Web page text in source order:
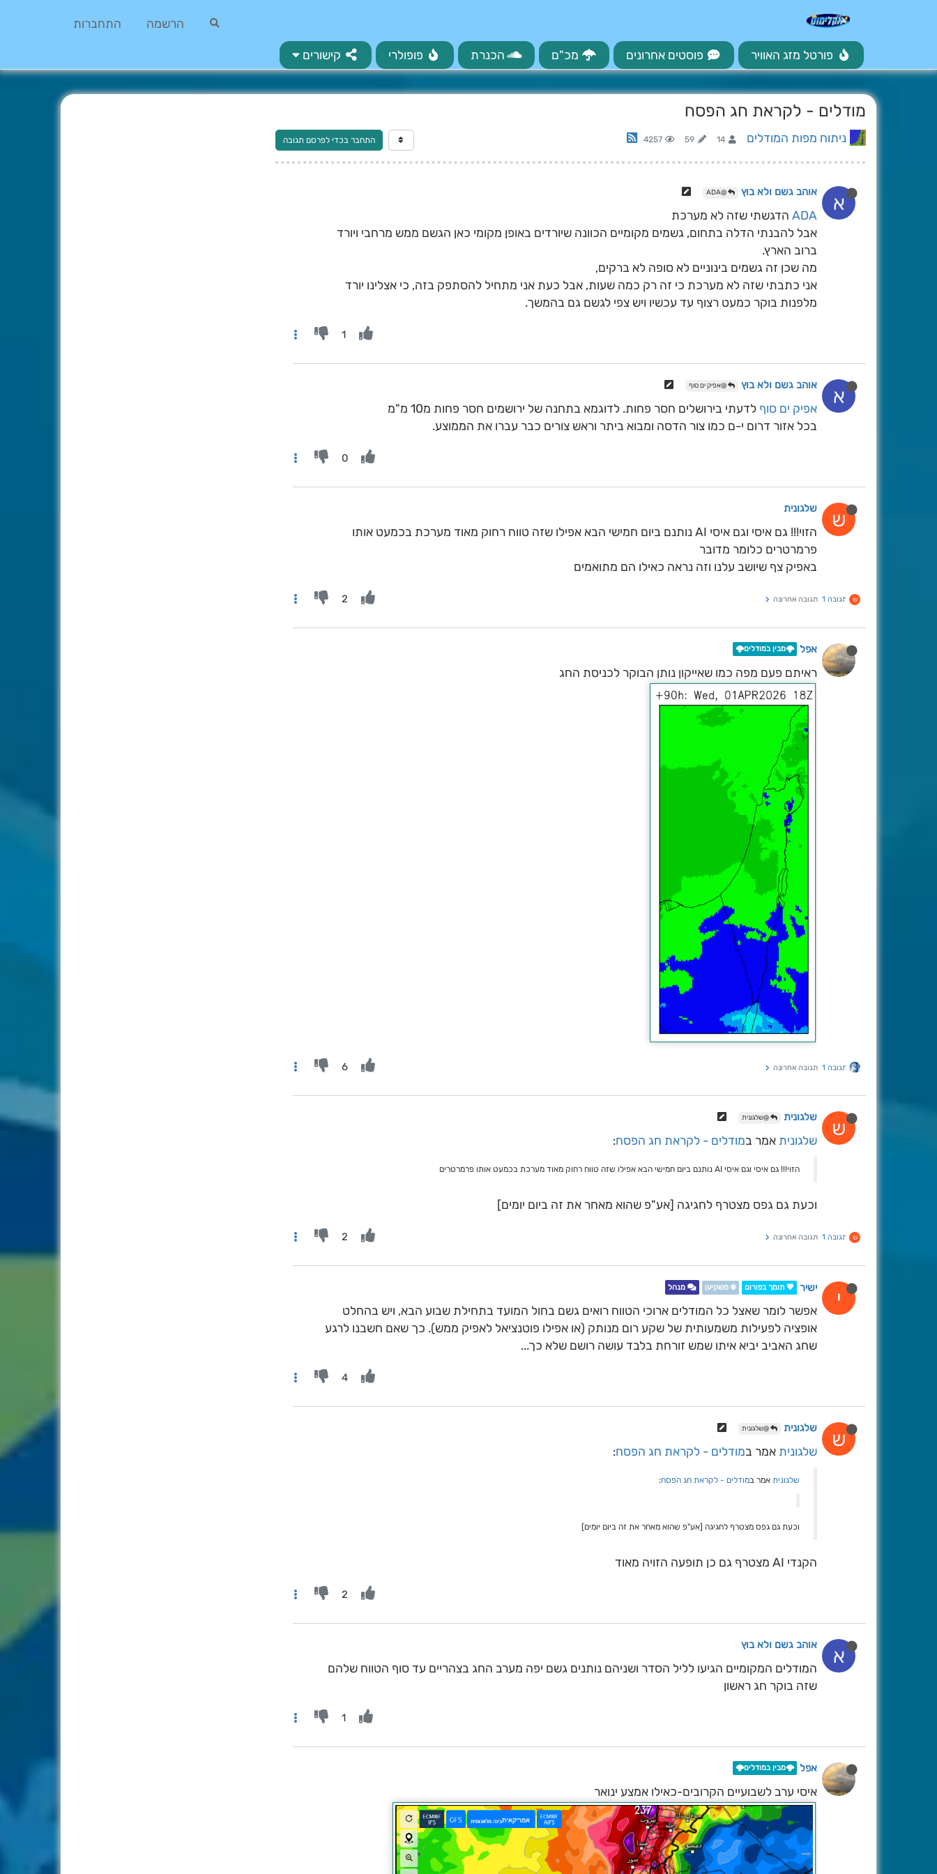
הרשמה התחברות
פורטל מזג האוויר פוסטים אחרונים מכ"ם הכנרת פופולרי קישורים
מודלים - לקראת חג הפסח
ניתוח מפות המודלים 14
59
4257 התחבר בכדי לפרסם תגובה
א אוהב גשם ולא בוץ @ADA
ADA הדגשתי שזה לא מערכת
אבל להבנתי הדלה בתחום, גשמים מקומיים הכוונה שיורדים באופן מקומי כאן הגשם ממש מרחבי ויורד
ברוב הארץ.
מה שכן זה גשמים בינוניים לא סופה לא ברקים,
אני כתבתי שזה לא מערכת כי זה רק כמה שעות, אבל כעת אני מתחיל להסתפק בזה, כי אצלינו יורד
מלפנות בוקר כמעט רצוף עד עכשיו ויש צפי לגשם גם בהמשך.
1
א אוהב גשם ולא בוץ @אפיק ים סוף
אפיק ים סוף לדעתי בירושלים חסר פחות. לדוגמא בתחנה של ירושמים חסר פחות מ10 מ"מ
בכל אזור דרום י-ם כמו צור הדסה ומבוא ביתר וראש צורים כבר עברו את הממוצע.
0
ש שלגונית
הזוי!!! גם איסי וגם איסי AI נותנם ביום חמישי הבא אפילו שזה טווח רחוק מאוד מערכת בכמעט אותו
פרמרטרים כלומר מדובר
באפיק צף שיושב עלנו וזה נראה כאילו הם מתואמים
ש תגובה 1 תגובה אחרונה 2
אפל 🌩️מבין במודלים🌩️
ראיתם פעם מפה כמו שאייקון נותן הבוקר לכניסת החג
תגובה 1 תגובה אחרונה 6
ש שלגונית @שלגונית
שלגונית אמר במודלים - לקראת חג הפסח:
הזוי!!! גם איסי וגם איסי AI נותנם ביום חמישי הבא אפילו שזה טווח רחוק מאוד מערכת בכמעט אותו פרמרטרים
וכעת גם גפס מצטרף לחגיגה [אע"פ שהוא מאחר את זה ביום יומים]
ש תגובה 1 תגובה אחרונה 2
י ישיר 💖 תומך בפורום ❄️ משקיען מנהל
אפשר לומר שאצל כל המודלים ארוכי הטווח רואים גשם בחול המועד בתחילת שבוע הבא, ויש בהחלט
אופציה לפעילות משמעותית של שקע רום מנותק (או אפילו פוטנציאל לאפיק ממש). כך שאם חשבנו לרגע
שחג האביב יביא איתו שמש זורחת בלבד עושה רושם שלא כך...
4
ש שלגונית @שלגונית
שלגונית אמר במודלים - לקראת חג הפסח:
שלגונית אמר במודלים - לקראת חג הפסח:
וכעת גם גפס מצטרף לחגיגה [אע"פ שהוא מאחר את זה ביום יומים]
הקנדי AI מצטרף גם כן תופעה הזויה מאוד
2
א אוהב גשם ולא בוץ
המודלים המקומיים הגיעו לליל הסדר ושניהם נותנים גשם יפה מערב החג בצהריים עד סוף הטווח שלהם
שזה בוקר חג ראשון
1
אפל 🌩️מבין במודלים🌩️
איסי ערב לשבועיים הקרובים-כאילו אמצע ינואר